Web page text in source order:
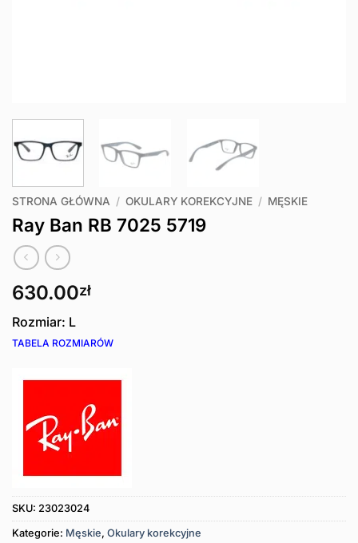
STRONA GŁÓWNA / OKULARY KOREKCYJNE / MĘSKIE
Ray Ban RB 7025 5719
630.00zł
Rozmiar: L
TABELA ROZMIARÓW
SKU: 23023024
Kategorie: Męskie, Okulary korekcyjne